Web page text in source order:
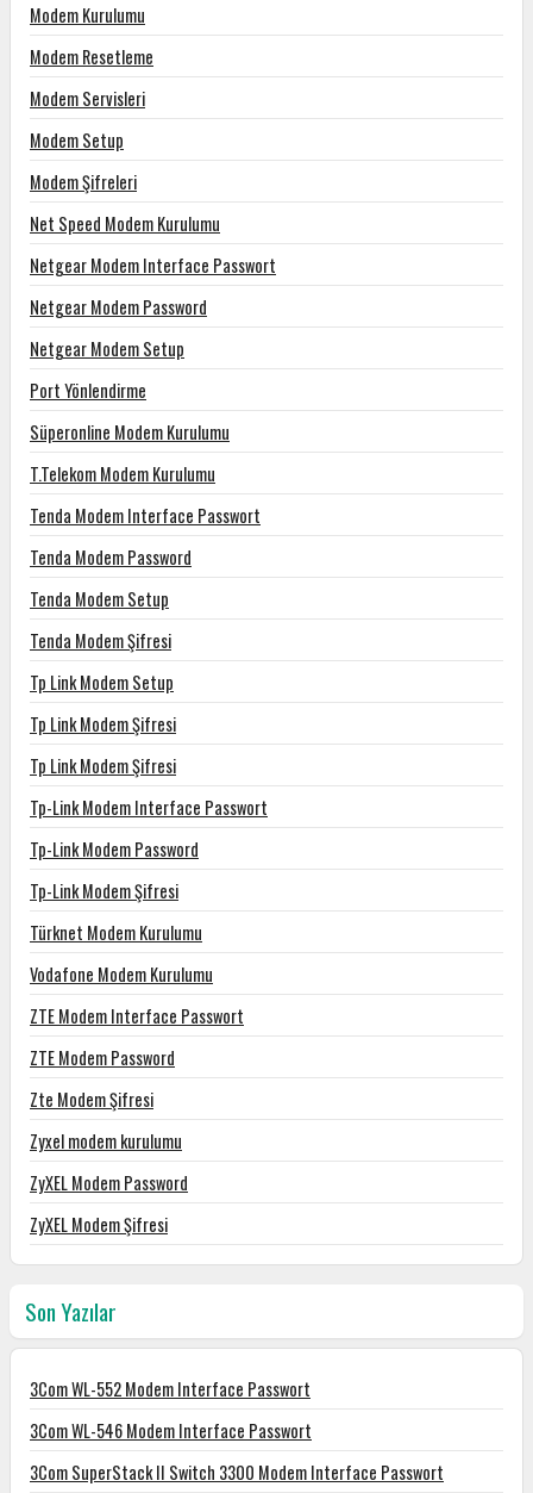
Modem Kurulumu
Modem Resetleme
Modem Servisleri
Modem Setup
Modem Şifreleri
Net Speed Modem Kurulumu
Netgear Modem Interface Passwort
Netgear Modem Password
Netgear Modem Setup
Port Yönlendirme
Süperonline Modem Kurulumu
T.Telekom Modem Kurulumu
Tenda Modem Interface Passwort
Tenda Modem Password
Tenda Modem Setup
Tenda Modem Şifresi
Tp Link Modem Setup
Tp Link Modem Şifresi
Tp Link Modem Şifresi
Tp-Link Modem Interface Passwort
Tp-Link Modem Password
Tp-Link Modem Şifresi
Türknet Modem Kurulumu
Vodafone Modem Kurulumu
ZTE Modem Interface Passwort
ZTE Modem Password
Zte Modem Şifresi
Zyxel modem kurulumu
ZyXEL Modem Password
ZyXEL Modem Şifresi
Son Yazılar
3Com WL-552 Modem Interface Passwort
3Com WL-546 Modem Interface Passwort
3Com SuperStack II Switch 3300 Modem Interface Passwort